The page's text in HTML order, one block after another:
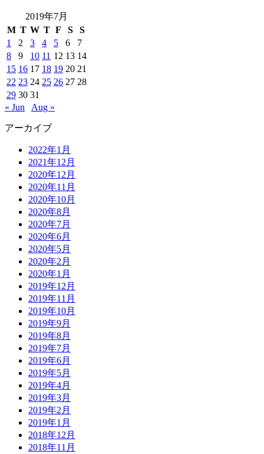
2019年7月
M T W T F S
S
1
2 3 4 5 6
7
8
9 10 11 12 13 14
15 16 17 18 19 20 21
22 23 24 25 26 27 28
29 30 31
« Jun
Aug »
アーカイブ
2022年1月
2021年12月
2020年12月
2020年11月
2020年10月
2020年8月
2020年7月
2020年6月
2020年5月
2020年2月
2020年1月
2019年12月
2019年11月
2019年10月
2019年9月
2019年8月
2019年7月
2019年6月
2019年5月
2019年4月
2019年3月
2019年2月
2019年1月
2018年12月
2018年11月